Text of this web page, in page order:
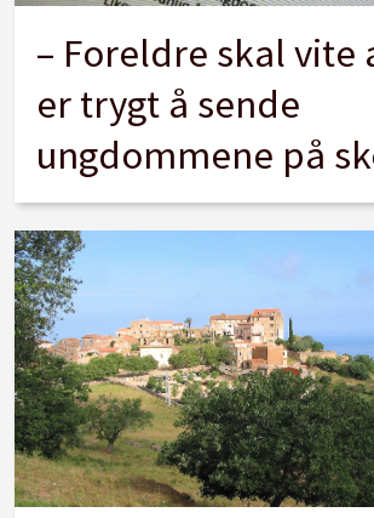
– Foreldre skal vite
er trygt å sende
ungdommene på